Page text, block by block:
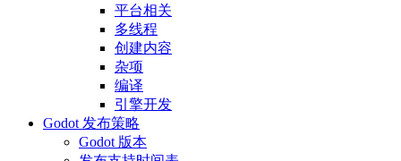
平台相关
多线程
创建内容
杂项
编译
引擎开发
Godot 发布策略
Godot 版本